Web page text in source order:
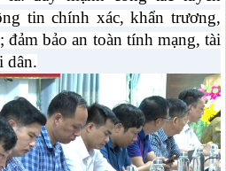
tin chính xác, khẩn trương,
bảo an toàn tính mạng, tài
dân.